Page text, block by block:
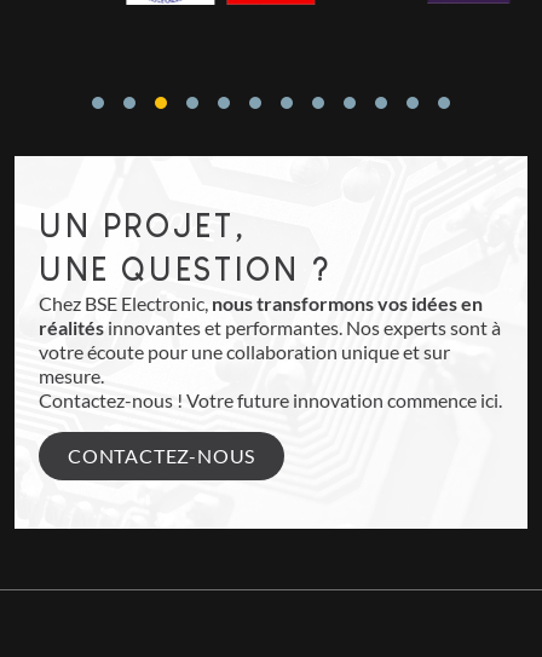
UN PROJET,
UNE QUESTION ?
Chez BSE Electronic, nous transformons vos idées en
réalités innovantes et performantes. Nos experts sont à
votre écoute pour une collaboration unique et sur
mesure.
Contactez-nous ! Votre future innovation commence ici.
CONTACTEZ-NOUS